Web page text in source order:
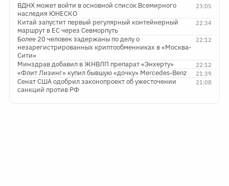
23:05
ВДНХ может войти в основной список Всемирного
наследия ЮНЕСКО
22:34
Китай запустит первый регулярный контейнерный
маршрут в ЕС через Севморпуть
22:12
Более 20 человек задержаны по делу о
незарегистрированных криптообменниках в «Москва-
Сити»
22:12
Минздрав добавил в ЖНВЛП препарат «Энхерту»
21:39
«Флит Лизинг» купил бывшую «дочку» Mercedes-Benz
21:08
Сенат США одобрил законопроект об ужесточении
санкций против РФ